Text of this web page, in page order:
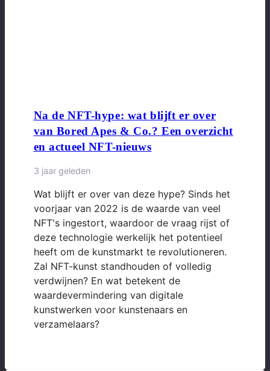
Na de NFT-hype: wat blijft er over
van Bored Apes & Co.? Een overzicht
en actueel NFT-nieuws
3 jaar geleden
Wat blijft er over van deze hype? Sinds het
voorjaar van 2022 is de waarde van veel
NFT's ingestort, waardoor de vraag rijst of
deze technologie werkelijk het potentieel
heeft om de kunstmarkt te revolutioneren.
Zal NFT-kunst standhouden of volledig
verdwijnen? En wat betekent de
waardevermindering van digitale
kunstwerken voor kunstenaars en
verzamelaars?